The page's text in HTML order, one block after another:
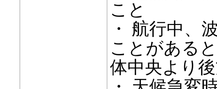
こと
・ 航行中、
ことがある
体中央より